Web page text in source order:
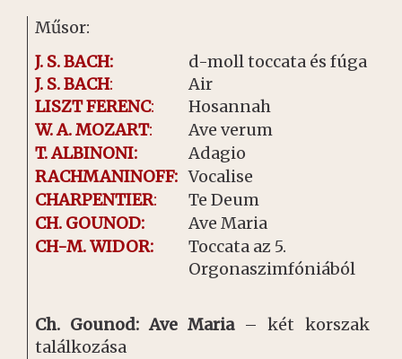
Műsor:
J. S. BACH:
d-moll toccata és fúga
J. S. BACH:
Air
LISZT FERENC:
Hosannah
W. A. MOZART:
Ave verum
T. ALBINONI:
Adagio
RACHMANINOFF: Vocalise
CHARPENTIER:
Te Deum
CH. GOUNOD:
Ave Maria
CH-M. WIDOR:
Toccata az 5.
Orgonaszimfóniából
Ch. Gounod: Ave Maria– két korszak
találkozása